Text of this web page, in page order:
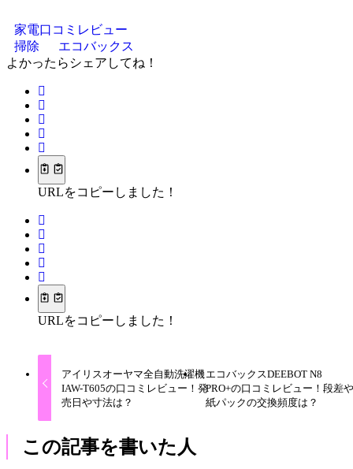
家電口コミレビュー
掃除
エコバックス
よかったらシェアしてね！
URLをコピーしました！
URLをコピーしました！
アイリスオーヤマ全自動洗濯機
IAW-T605の口コミレビュー！発
売日や寸法は？
エコバックスDEEBOT N8
PRO+の口コミレビュー！段差
紙パックの交換頻度は？
この記事を書いた人